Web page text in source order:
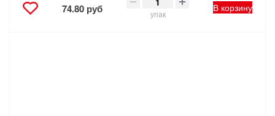
74.80 руб упак
В корзину